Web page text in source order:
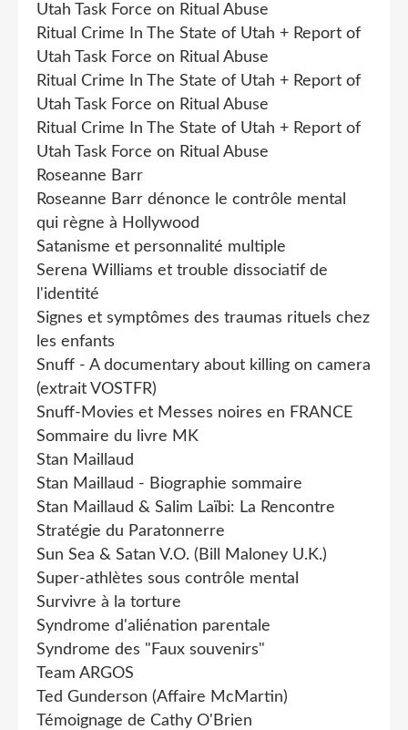
Utah Task Force on Ritual Abuse
Ritual Crime In The State of Utah + Report of
Utah Task Force on Ritual Abuse
Ritual Crime In The State of Utah + Report of
Utah Task Force on Ritual Abuse
Ritual Crime In The State of Utah + Report of
Utah Task Force on Ritual Abuse
Roseanne Barr
Roseanne Barr dénonce le contrôle mental
qui règne à Hollywood
Satanisme et personnalité multiple
Serena Williams et trouble dissociatif de
l'identité
Signes et symptômes des traumas rituels chez
les enfants
Snuff - A documentary about killing on camera
(extrait VOSTFR)
Snuff-Movies et Messes noires en FRANCE
Sommaire du livre MK
Stan Maillaud
Stan Maillaud - Biographie sommaire
Stan Maillaud & Salim Laïbi: La Rencontre
Stratégie du Paratonnerre
Sun Sea & Satan V.O. (Bill Maloney U.K.)
Super-athlètes sous contrôle mental
Survivre à la torture
Syndrome d'aliénation parentale
Syndrome des "Faux souvenirs"
Team ARGOS
Ted Gunderson (Affaire McMartin)
Témoignage de Cathy O'Brien